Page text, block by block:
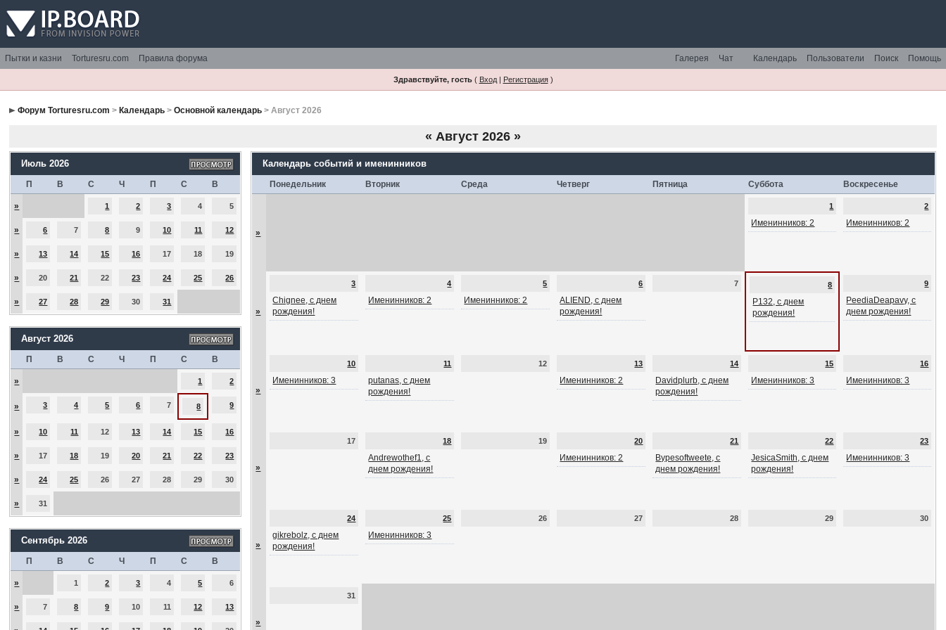
Пытки и казни Torturesru.com Правила форума Помощь
Поиск
Пользователи
Календарь
Чат
Галерея
Здравствуйте, гость( Вход| Регистрация)
Форум Torturesru.com > Календарь >Основной календарь > Август 2026
« Август 2026 »
Июль 2026
П В С Ч П С В
» 1 2 3 4 5
» 6 7 8 9 10 11 12
» 13 14 15 16 17 18 19
» 20 21 22 23 24 25 26
» 27 28 29 30 31
Август 2026
П В С Ч П С В
» 1 2
» 3 4 5 6 7 8 9
» 10 11 12 13 14 15 16
» 17 18 19 20 21 22 23
» 24 25 26 27 28 29 30
» 31
Сентябрь 2026
П В С Ч П С В
» 1 2 3 4 5 6
» 7 8 9 10 11 12 13
Календарь событий и именинников
Понедельник Вторник Среда Четверг Пятница Суббота Воскресенье
»
1
Именинников: 2
2
Именинников: 2
»
3
Chignee, с днем
рождения!
4
Именинников: 2
5
Именинников: 2
6
ALIEND, с днем
рождения!
7 8
P132, с днем
рождения!
9
PeediaDeapavy, с
днем рождения!
»
10
Именинников: 3
11
putanas, с днем
рождения!
12 13
Именинников: 2
14
Davidplurb, с днем
рождения!
15
Именинников: 3
16
Именинников: 3
»
17 18
Andrewothef1, с
днем рождения!
19 20
Именинников: 2
21
Bypesoftweete, с
днем рождения!
22
JesicaSmith, с днем
рождения!
23
Именинников: 3
»
24
gikrebolz, с днем
рождения!
25
Именинников: 3
26 27 28 29 30
»
31